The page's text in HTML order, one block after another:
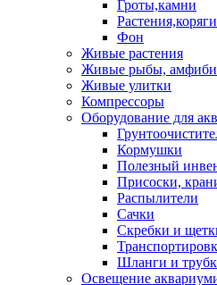
Гроты,камни
Растения,коряги
Фон
Живые растения
Живые рыбы,
Живые улитки
Компрессоры
Оборудование для
Кормушки
Полезный
Присоски,
Распылители
Сачки
Скребки и
Шланги и
Освещение